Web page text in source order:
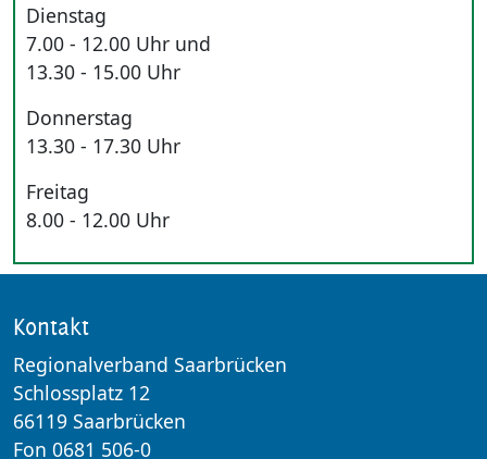
Dienstag
7.00 - 12.00 Uhr und
13.30 - 15.00 Uhr
Donnerstag
13.30 - 17.30 Uhr
Freitag
8.00 - 12.00 Uhr
Kontakt
Regionalverband Saarbrücken
Schlossplatz 12
66119 Saarbrücken
Fon 0681 506-0